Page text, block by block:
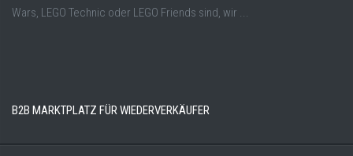
Wars, LEGO Technic oder LEGO Friends sind, wir ...
B2B MARKTPLATZ FÜR WIEDERVERKÄUFER